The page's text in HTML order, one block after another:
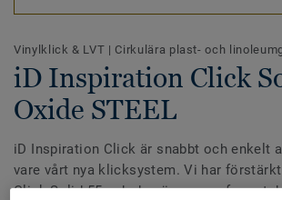
Vinylklick & LVT | Cirkulära plast- och
iD Inspiration Click
Oxide STEEL
iD Inspiration Click är snabbt och enkelt
vare vårt nya klicksystem. Vi har
Click Solid 55 och den är nu mer